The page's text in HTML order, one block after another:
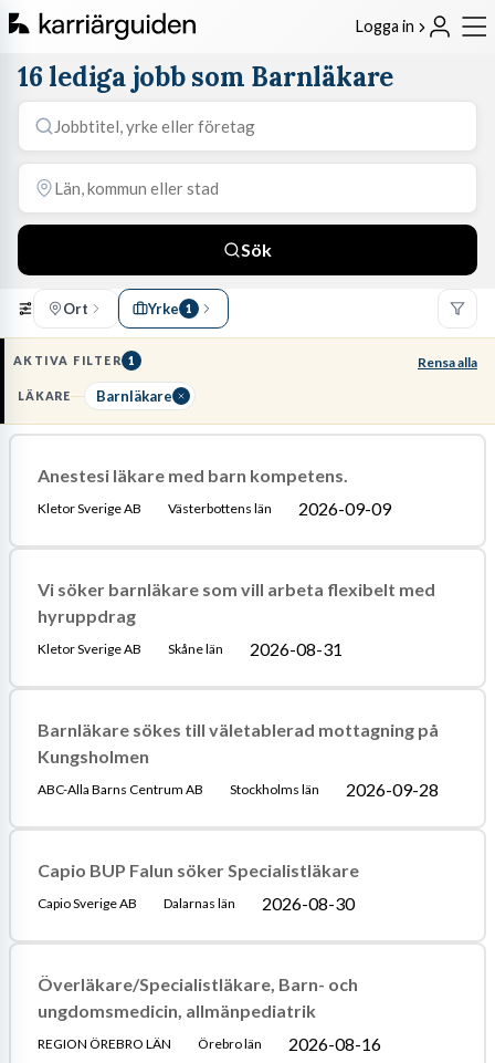
Logga in
16 lediga jobb som Barnläkare
Sök
Ort Yrke 1
AKTIVA FILTER 1 Rensa alla
LÄKARE Barnläkare
Anestesi läkare med barn kompetens.
Kletor Sverige AB Västerbottens län 2026-09-09
Vi söker barnläkare som vill arbeta flexibelt med
hyruppdrag
Kletor Sverige AB Skåne län 2026-08-31
Barnläkare sökes till väletablerad mottagning på
Kungsholmen
ABC-Alla Barns Centrum AB Stockholms län 2026-09-28
Capio BUP Falun söker Specialistläkare
Capio Sverige AB Dalarnas län 2026-08-30
Överläkare/Specialistläkare, Barn- och
ungdomsmedicin, allmänpediatrik
REGION ÖREBRO LÄN Örebro län 2026-08-16